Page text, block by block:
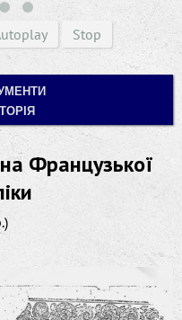
Stop
Французької